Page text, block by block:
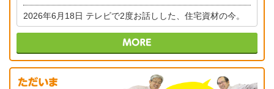
2026年6月18日 テレビで2度お話しした、住宅資材の今。